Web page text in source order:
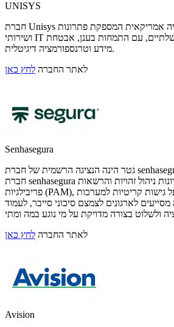
UNISYS
חברת Unisys היא חברת טכנולוגיה אמריקאית המספקת פתרונות
ושירותי IT לארגונים ולגופים ממשלתיים, עם התמחות בענן, אבטחת
מידע וטרנספורמציה דיגיטלית.
לאתר החברה לחץ כאן
Senhasegura
חברת senhasegura היא ספקית גלובלית לפתרונות ניהול זהויות והרשאות
פריבילגיות (PAM), המתמקדת בהגנה על גישות קריטיות למערכות
לארגונים לצמצם סיכוני סייבר, לעמוד
לאתר החברה לחץ כאן
Avision